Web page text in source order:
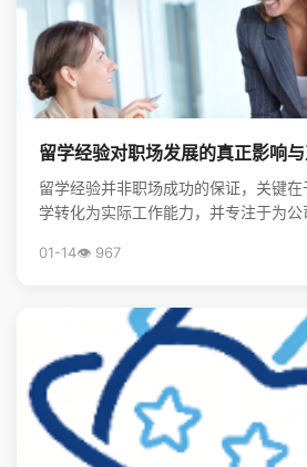
留学经验对职场发展的真正影响
留学经验并非职场成功的保证，关键
学转化为实际工作能力，并专注于为公
01-14👁️ 967